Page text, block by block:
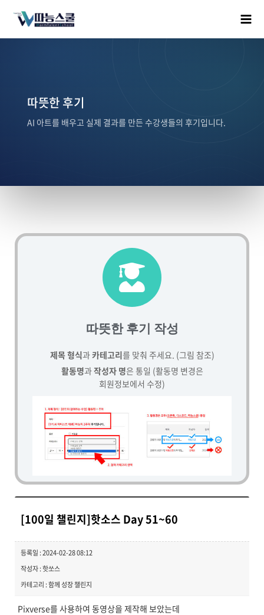
따뜻한 후기
AI 아트를 배우고 실제 결과를 만든 수강생들의 후기입니다.
따뜻한 후기 작성
제목 형식과카테고리를 맞춰 주세요. (그림 참조)
활동명과작성자 명은 통일 (활동명 변경은
회원정보에서 수정)
[100일 챌린지]핫소스 Day 51~60
등록일 : 2024-02-28 08:12
작성자 : 핫쏘스
카테고리 : 함께 성장 챌린지
Pixverse를 사용하여 동영상을 제작해 보았는데